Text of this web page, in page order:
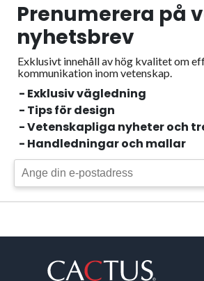
Prenumerera på
nyhetsbrev
Exklusivt innehåll av hög kvalitet om
kommunikation inom vetenskap.
- Exklusiv vägledning
- Tips för design
- Vetenskapliga nyheter och
- Handledningar och mallar